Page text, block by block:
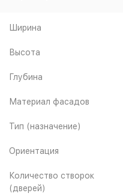
Ширина
Высота
Глубина
Материал фасадов
Тип (назначение)
Ориентация
Количество створок
(дверей)